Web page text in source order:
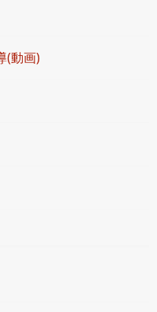
(動画)